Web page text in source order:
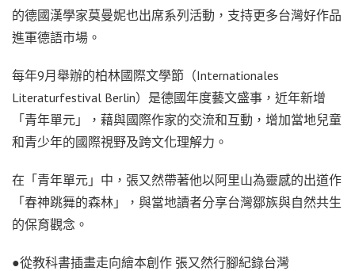
的德國漢學家莫曼妮也出席系列活動，支持更多台灣好作品
進軍德語市場。
每年9月舉辦的柏林國際文學節（Internationales
Literaturfestival Berlin）是德國年度藝文盛事，近年新增
「青年單元」，藉與國際作家的交流和互動，增加當地兒童
和青少年的國際視野及跨文化理解力。
在「青年單元」中，張又然帶著他以阿里山為靈感的出道作
「春神跳舞的森林」，與當地讀者分享台灣鄒族與自然共生
的保育觀念。
●從教科書插畫走向繪本創作 張又然行腳紀錄台灣